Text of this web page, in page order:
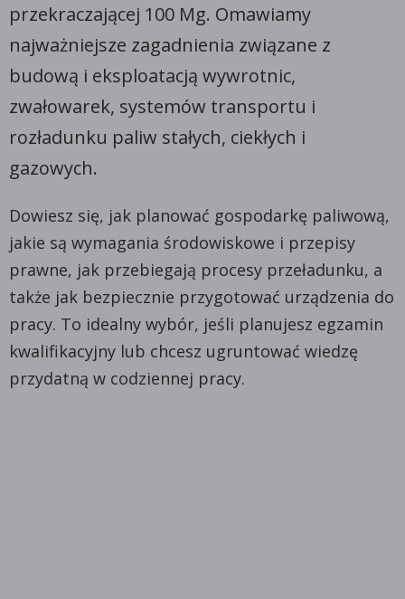
przekraczającej 100 Mg. Omawiamy
najważniejsze zagadnienia związane z
budową i eksploatacją wywrotnic,
zwałowarek, systemów transportu i
rozładunku paliw stałych, ciekłych i
gazowych.
Dowiesz się, jak planować gospodarkę paliwową,
jakie są wymagania środowiskowe i przepisy
prawne, jak przebiegają procesy przeładunku, a
także jak bezpiecznie przygotować urządzenia do
pracy. To idealny wybór, jeśli planujesz egzamin
kwalifikacyjny lub chcesz ugruntować wiedzę
przydatną w codziennej pracy.